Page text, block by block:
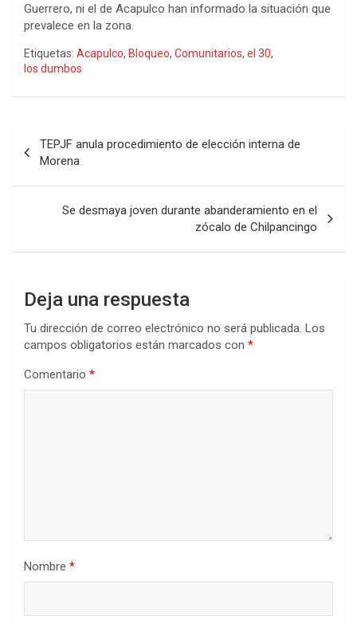
Guerrero, ni el de Acapulco han informado la situación que
prevalece en la zona.
Etiquetas: Acapulco, Bloqueo, Comunitarios, el 30,
los dumbos
de
entradas
TEPJF anula procedimiento de elección interna de
Morena
Se desmaya joven durante abanderamiento en el
zócalo de Chilpancingo
Deja una respuesta
Tu dirección de correo electrónico no será publicada. Los
campos obligatorios están marcados con *
Comentario *
Nombre *